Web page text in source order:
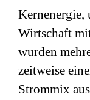
Kernenergie,
Wirtschaft
wurden
zeitweise
Strommix